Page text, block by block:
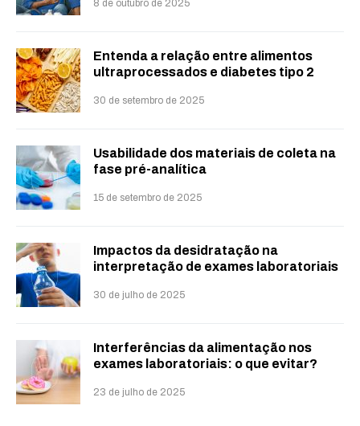
8 de outubro de 2025
Entenda a relação entre alimentos
ultraprocessados e diabetes tipo 2
30 de setembro de 2025
Usabilidade dos materiais de coleta na
fase pré-analítica
15 de setembro de 2025
Impactos da desidratação na
interpretação de exames laboratoriais
30 de julho de 2025
Interferências da alimentação nos
exames laboratoriais: o que evitar?
23 de julho de 2025